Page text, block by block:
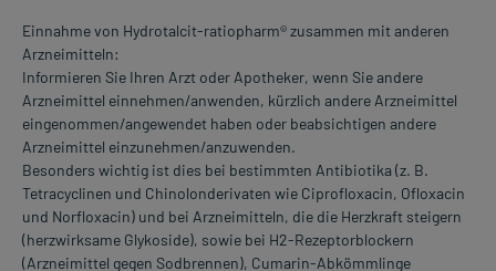
Einnahme von Hydrotalcit-ratiopharm® zusammen mit anderen
Arzneimitteln:
Informieren Sie Ihren Arzt oder Apotheker, wenn Sie andere
Arzneimittel einnehmen/anwenden, kürzlich andere Arzneimittel
eingenommen/angewendet haben oder beabsichtigen andere
Arzneimittel einzunehmen/anzuwenden.
Besonders wichtig ist dies bei bestimmten Antibiotika (z. B.
Tetracyclinen und Chinolonderivaten wie Ciprofloxacin, Ofloxacin
und Norfloxacin) und bei Arzneimitteln, die die Herzkraft steigern
(herzwirksame Glykoside), sowie bei H2-Rezeptorblockern
(Arzneimittel gegen Sodbrennen), Cumarin-Abkömmlinge